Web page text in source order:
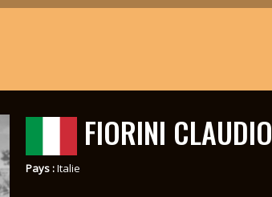
FIORINI CLAUDIO
Pays :Italie